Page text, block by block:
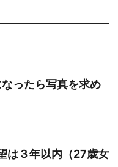
ったら写真を求め
は３年以内（27歳女